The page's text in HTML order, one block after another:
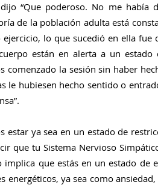
“Que poderoso. No me había
de la población adulta está
lo que sucedió en ella fue
están en alerta a un
comenzado la sesión sin haber
le hubiesen hecho sentido o
estar ya sea en un estado de
que tu Sistema Nervioso
que estás en un estado de
energéticos, ya sea como